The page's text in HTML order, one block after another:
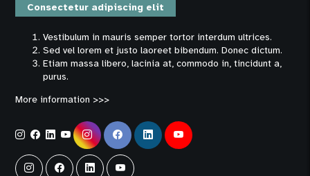
Consectetur adipiscing elit
Vestibulum in mauris semper tortor interdum ultrices.
Sed vel lorem et justo laoreet bibendum. Donec dictum.
Etiam massa libero, lacinia at, commodo in, tincidunt a,
purus.
More information >>>